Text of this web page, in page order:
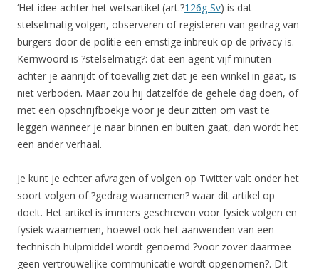
‘Het idee achter het wetsartikel (art.?126g Sv) is dat
stelselmatig volgen, observeren of registeren van gedrag van
burgers door de politie een ernstige inbreuk op de privacy is.
Kernwoord is ?stelselmatig?: dat een agent vijf minuten
achter je aanrijdt of toevallig ziet dat je een winkel in gaat, is
niet verboden. Maar zou hij datzelfde de gehele dag doen, of
met een opschrijfboekje voor je deur zitten om vast te
leggen wanneer je naar binnen en buiten gaat, dan wordt het
een ander verhaal.
Je kunt je echter afvragen of volgen op Twitter valt onder het
soort volgen of ?gedrag waarnemen? waar dit artikel op
doelt. Het artikel is immers geschreven voor fysiek volgen en
fysiek waarnemen, hoewel ook het aanwenden van een
technisch hulpmiddel wordt genoemd ?voor zover daarmee
geen vertrouwelijke communicatie wordt opgenomen?. Dit